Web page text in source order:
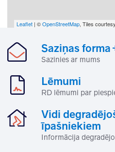
Leaflet | ©OpenStreetMap, Tiles
Saziņas forma
Sazinies ar mums
Lēmumi
RD lēmumi par
Vidi
īpašniekiem
Informācija